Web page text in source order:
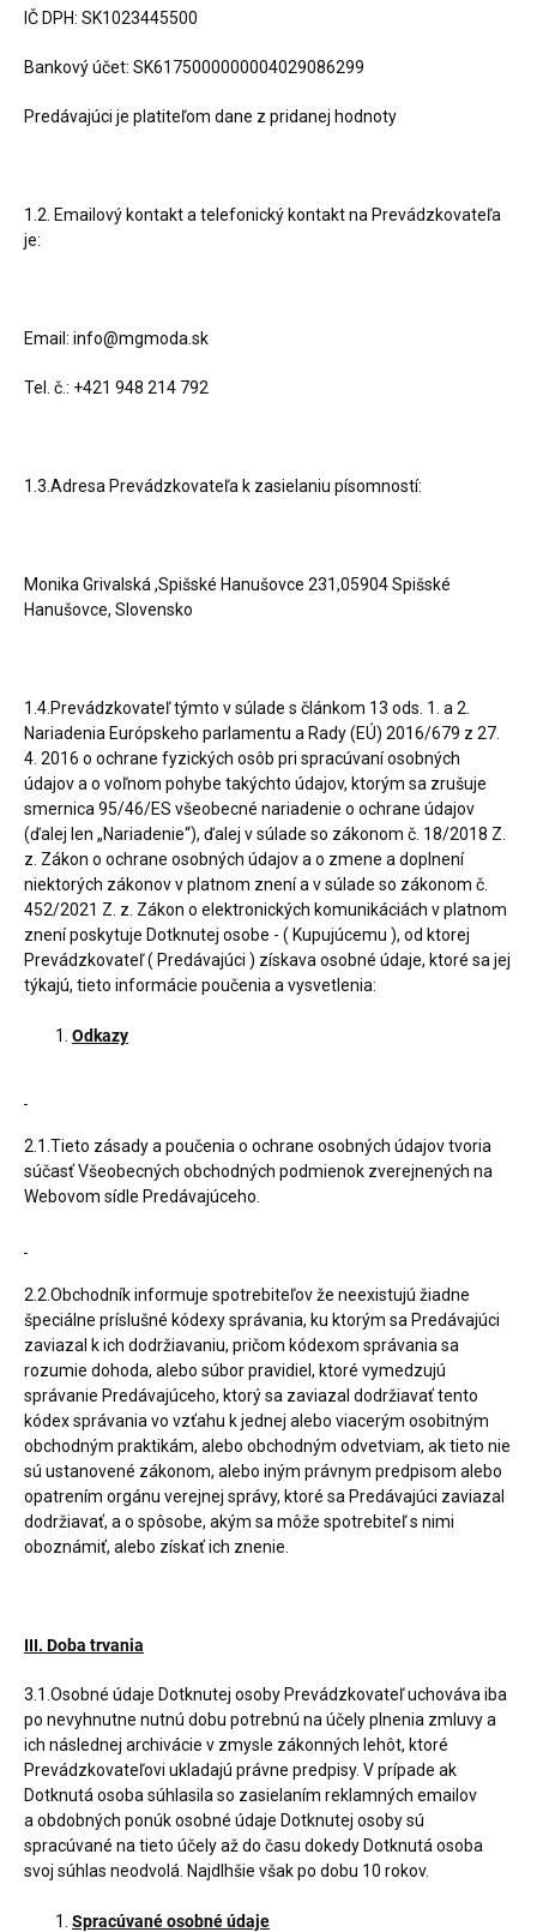
IČ DPH: SK1023445500
Bankový účet: SK6175000000004029086299
Predávajúci je platiteľom dane z pridanej hodnoty
1.2. Emailový kontakt a telefonický kontakt na Prevádzkovateľa
je:
Email: info@mgmoda.sk
Tel. č.: +421 948 214 792
1.3.Adresa Prevádzkovateľa k zasielaniu písomností:
Monika Grivalská ,Spišské Hanušovce 231,05904 Spišské
Hanušovce, Slovensko
1.4.Prevádzkovateľ týmto v súlade s článkom 13 ods. 1. a 2.
Nariadenia Európskeho parlamentu a Rady (EÚ) 2016/679 z 27.
4. 2016 o ochrane fyzických osôb pri spracúvaní osobných
údajov a o voľnom pohybe takýchto údajov, ktorým sa zrušuje
smernica 95/46/ES všeobecné nariadenie o ochrane údajov
(ďalej len „Nariadenie“), ďalej v súlade so zákonom č. 18/2018 Z.
z. Zákon o ochrane osobných údajov a o zmene a doplnení
niektorých zákonov v platnom znení a v súlade so zákonom č.
452/2021 Z. z. Zákon o elektronických komunikáciách v platnom
znení poskytuje Dotknutej osobe - ( Kupujúcemu ), od ktorej
Prevádzkovateľ ( Predávajúci ) získava osobné údaje, ktoré sa jej
týkajú, tieto informácie poučenia a vysvetlenia:
Odkazy
2.1.Tieto zásady a poučenia o ochrane osobných údajov tvoria
súčasť Všeobecných obchodných podmienok zverejnených na
Webovom sídle Predávajúceho.
2.2.Obchodník informuje spotrebiteľov že neexistujú žiadne
špeciálne príslušné kódexy správania, ku ktorým sa Predávajúci
zaviazal k ich dodržiavaniu, pričom kódexom správania sa
rozumie dohoda, alebo súbor pravidiel, ktoré vymedzujú
správanie Predávajúceho, ktorý sa zaviazal dodržiavať tento
kódex správania vo vzťahu k jednej alebo viacerým osobitným
obchodným praktikám, alebo obchodným odvetviam, ak tieto nie
sú ustanovené zákonom, alebo iným právnym predpisom alebo
opatrením orgánu verejnej správy, ktoré sa Predávajúci zaviazal
dodržiavať, a o spôsobe, akým sa môže spotrebiteľ s nimi
oboznámiť, alebo získať ich znenie.
III. Doba trvania
3.1.Osobné údaje Dotknutej osoby Prevádzkovateľ uchováva iba
po nevyhnutne nutnú dobu potrebnú na účely plnenia zmluvy a
ich následnej archivácie v zmysle zákonných lehôt, ktoré
Prevádzkovateľovi ukladajú právne predpisy. V prípade ak
Dotknutá osoba súhlasila so zasielaním reklamných emailov
a obdobných ponúk osobné údaje Dotknutej osoby sú
spracúvané na tieto účely až do času dokedy Dotknutá osoba
svoj súhlas neodvolá. Najdlhšie však po dobu 10 rokov.
Spracúvané osobné údaje